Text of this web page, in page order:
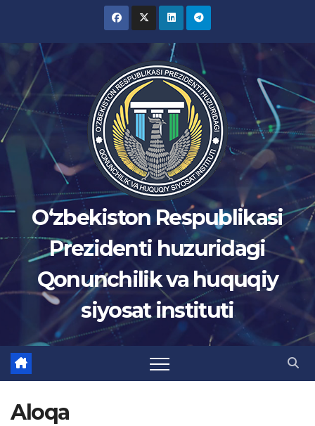
content
Oʻzbekiston Respublikasi
Prezidenti huzuridagi
Qonunchilik va huquqiy
siyosat instituti
Aloqa